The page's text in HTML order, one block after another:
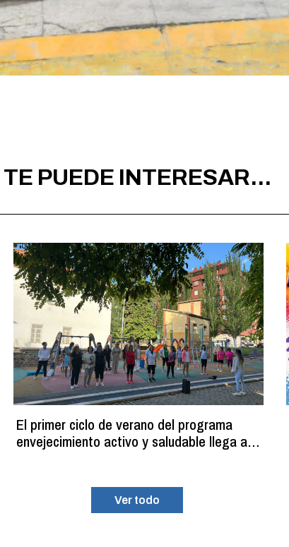
TE PUEDE INTERESAR...
El primer ciclo de verano del programa
envejecimiento activo y saludable llega a
Ver todo